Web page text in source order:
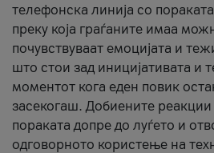
телефонска линија со
преку која граѓаните имаа
почувствуваат емоцијата и
што стои зад иницијативата и
моментот кога еден повик
засекогаш. Добиените
пораката допре до луѓето и
одговорното користење на